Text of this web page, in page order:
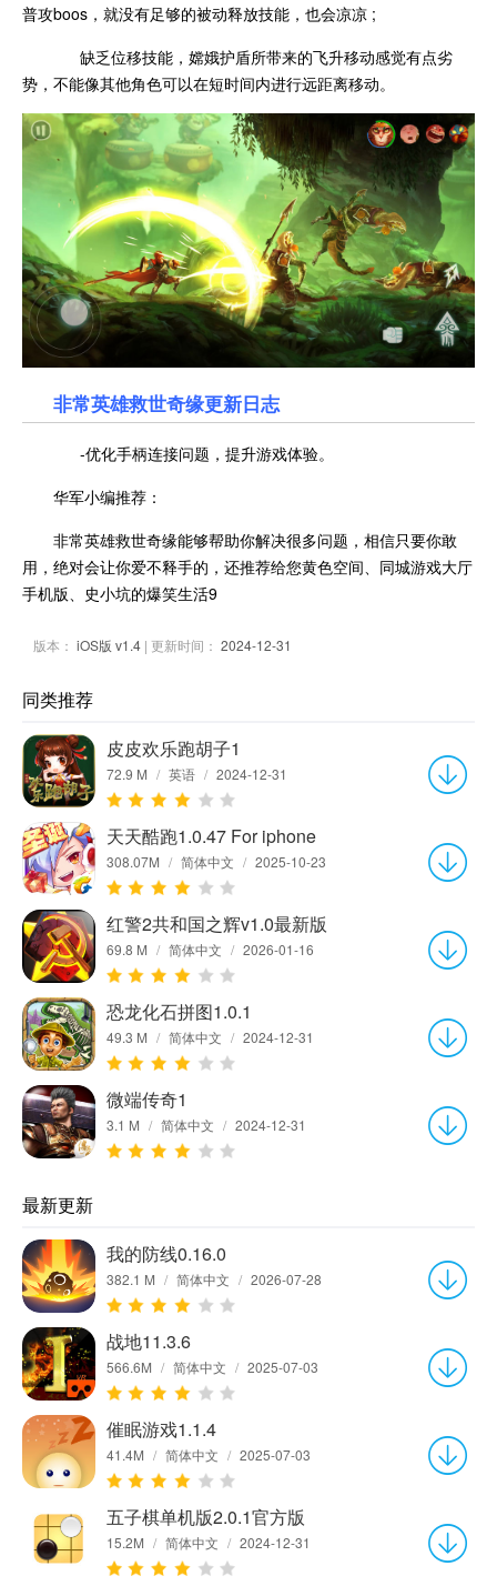
普攻boos，就没有足够的被动释放技能，也会凉凉 ;
缺乏位移技能，嫦娥护盾所带来的飞升移动感觉有点劣
势，不能像其他角色可以在短时间内进行远距离移动。
非常英雄救世奇缘更新日志
-优化手柄连接问题，提升游戏体验。
华军小编推荐：
非常英雄救世奇缘能够帮助你解决很多问题，相信只要你敢
用，绝对会让你爱不释手的，还推荐给您黄色空间、同城游戏大厅
手机版、史小坑的爆笑生活9
版本： iOS版 v1.4 | 更新时间： 2024-12-31
同类推荐
皮皮欢乐跑胡子1
72.9 M / 英语 / 2024-12-31
天天酷跑1.0.47 For iphone
308.07M / 简体中文 / 2025-10-23
红警2共和国之辉v1.0最新版
69.8 M / 简体中文 / 2026-01-16
恐龙化石拼图1.0.1
49.3 M / 简体中文 / 2024-12-31
微端传奇1
3.1 M / 简体中文 / 2024-12-31
最新更新
我的防线0.16.0
382.1 M / 简体中文 / 2026-07-28
战地11.3.6
566.6M / 简体中文 / 2025-07-03
催眠游戏1.1.4
41.4M / 简体中文 / 2025-07-03
五子棋单机版2.0.1官方版
15.2M / 简体中文 / 2024-12-31